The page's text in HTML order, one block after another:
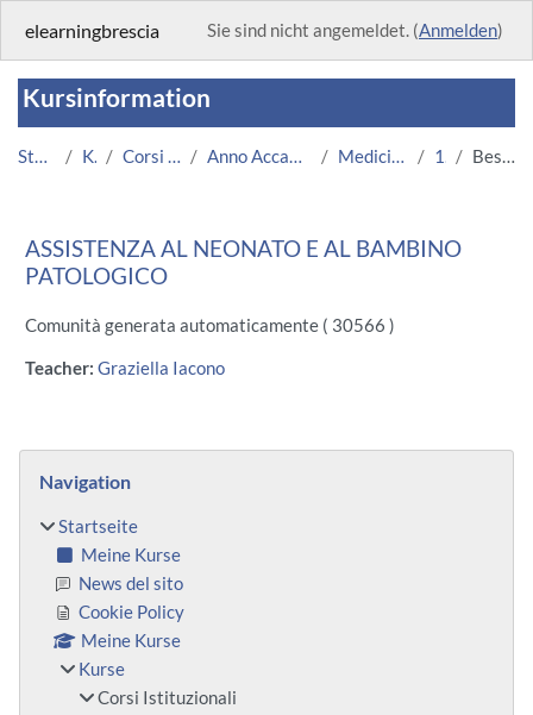
elearningbrescia Sie sind nicht angemeldet. (Anmelden)
Kursinformation
Startseite Kurse Corsi Istituzionali Anno Accademico 2013/2014 Medicina e Chirurgia 1022 Beschreibung
ASSISTENZA AL NEONATO E AL BAMBINO
PATOLOGICO
Comunità generata automaticamente ( 30566 )
Teacher: Graziella Iacono
Blöcke
Navigation
Startseite
Meine Kurse
News del sito
Cookie Policy
Meine Kurse
Kurse
Corsi Istituzionali